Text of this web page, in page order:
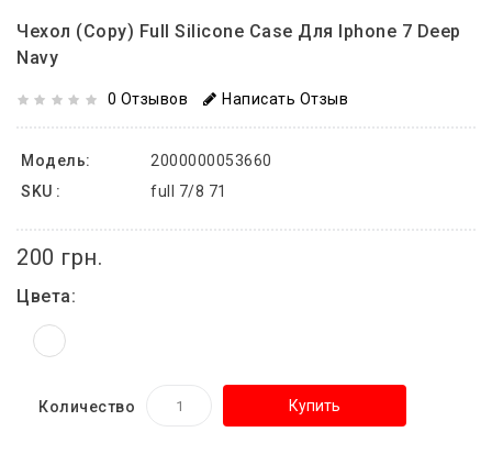
Чехол (copy) Full Silicone Case Для Iphone 7 Deep
Navy
0 Отзывов Написать Отзыв
Модель:
2000000053660
SKU :
full 7/8 71
200 грн.
Цвета:
Количество Купить